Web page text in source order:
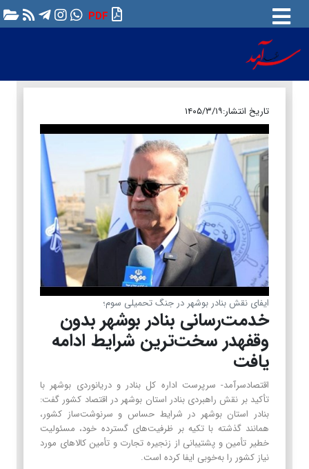
PDF
تاریخ انتشار:۱۴۰۵/۳/۱۹
ایفای نقش بنادر بوشهر در جنگ تحمیلی سوم؛
خدمت‌رسانی بنادر بوشهر بدون
وقفهدر سخت‌ترین شرایط ادامه
یافت
اقتصادسرآمد- سرپرست اداره کل بنادر و دریانوردی بوشهر با
تأکید بر نقش راهبردی بنادر استان بوشهر در اقتصاد کشور گفت:
بنادر استان بوشهر در شرایط حساس و سرنوشت‌ساز کشور،
همانند گذشته با تکیه بر ظرفیت‌های گسترده خود، مسئولیت
خطیر تأمین و پشتیبانی از زنجیره تجارت و تأمین کالاهای مورد
نیاز کشور را به‌خوبی ایفا کرده است.